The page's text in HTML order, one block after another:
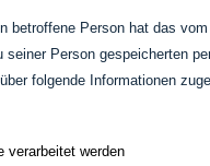
betroffene Person hat das
Person gespeicherten
folgende Informationen
verarbeitet werden